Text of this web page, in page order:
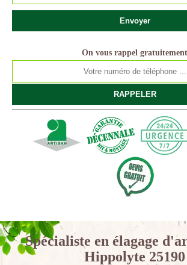
On vous rappel gratuitement
Spécialiste en élagage
Hippolyte 25190